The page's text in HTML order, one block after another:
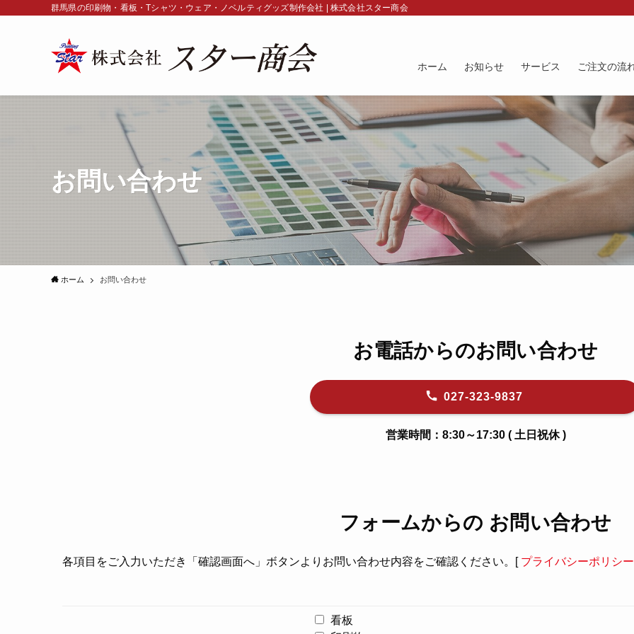
群馬県の印刷物・看板・Tシャツ・ウェア・ノベルティグッズ制作会社 | 株式会社スター商会
ホーム お知らせ サービス ご注文の流
お問い合わせ
ホーム お問い合わせ
お電話からのお問い合わせ
027-323-9837
営業時間： 8:30～17:30( 土日祝休 )
フォームからの お問い合わせ
各項目をご入力いただき「確認画面へ」ボタンよりお問い合わせ内容をご確認ください。 [ プライバシーポリシー
看板